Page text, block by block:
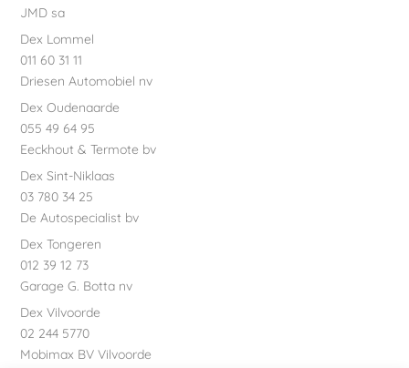
JMD sa
Dex Lommel
011 60 31 11
Driesen Automobiel nv
Dex Oudenaarde
055 49 64 95
Eeckhout & Termote bv
Dex Sint-Niklaas
03 780 34 25
De Autospecialist bv
Dex Tongeren
012 39 12 73
Garage G. Botta nv
Dex Vilvoorde
02 244 5770
Mobimax BV Vilvoorde